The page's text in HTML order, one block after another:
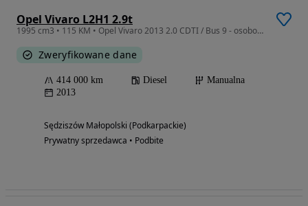
Opel Vivaro L2H1 2.9t
1995 cm3 • 115 KM • Opel Vivaro 2013 2.0 CDTI / Bus 9 - osoboowy / Renault Trafic
Zweryfikowane dane
414 000 km Diesel
Manualna
2013
Sędziszów Małopolski (Podkarpackie)
Prywatny sprzedawca • Podbite